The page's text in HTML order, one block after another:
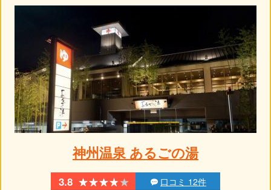
神州温泉 あるごの湯
3.8 ★★★★★
★★★★★ 口コミ 12件